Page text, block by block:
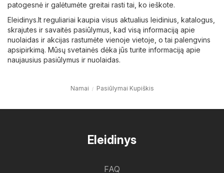
patogesnė ir galėtumėte greitai rasti tai, ko ieškote.
Eleidinys.lt reguliariai kaupia visus aktualius leidinius, katalogus,
skrajutes ir savaitės pasiūlymus, kad visą informaciją apie
nuolaidas ir akcijas rastumėte vienoje vietoje, o tai palengvins
apsipirkimą. Mūsų svetainės dėka jūs turite informaciją apie
naujausius pasiūlymus ir nuolaidas.
Namai Pasiūlymai Kupiškis
Eleidinys
FAQ